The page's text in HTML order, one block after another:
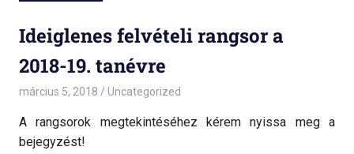
Ideiglenes felvételi rangsor a
2018-19. tanévre
március 5, 2018 admin
Uncategorized
A rangsorok megtekintéséhez kérem nyissa meg a
bejegyzést!